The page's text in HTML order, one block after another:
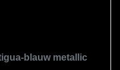
blauw metallic